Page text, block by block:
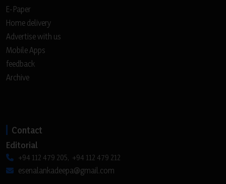
E-Paper
Home delivery
Advertise with us
Mobile Apps
feedback
Archive
Contact
Editorial
+94 112 479 205, +94 112 479 212
esenalankadeepa@gmail.com